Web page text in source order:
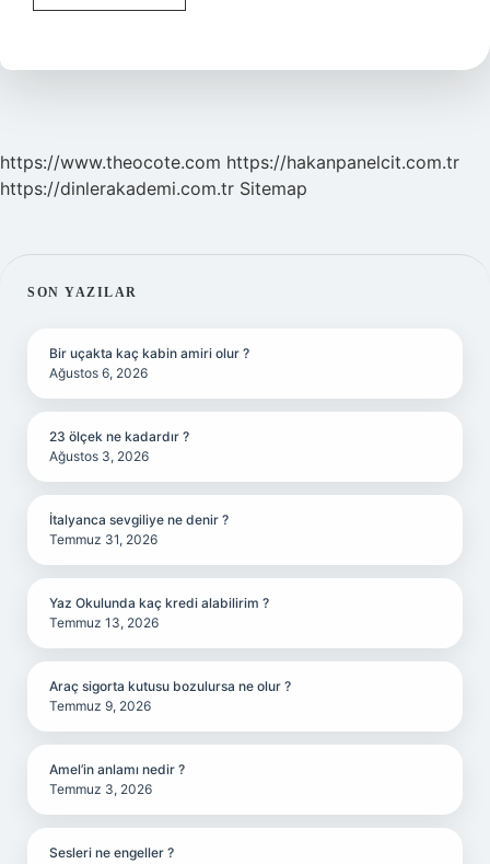
Su
Iyi
https://www.theocote.com https://hakanpanelcit.com.tr
https://dinlerakademi.com.tr Sitemap
SIDEBAR
SON YAZILAR
Bir uçakta kaç kabin amiri olur ?
Ağustos 6, 2026
23 ölçek ne kadardır ?
Ağustos 3, 2026
İtalyanca sevgiliye ne denir ?
Temmuz 31, 2026
Yaz Okulunda kaç kredi alabilirim ?
Temmuz 13, 2026
Araç sigorta kutusu bozulursa ne olur ?
Temmuz 9, 2026
Amel’in anlamı nedir ?
Temmuz 3, 2026
Sesleri ne engeller ?